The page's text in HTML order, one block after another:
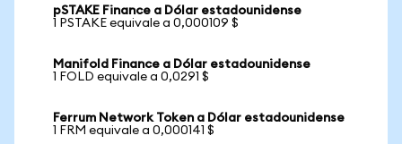
pSTAKE Finance a Dólar estadounidense
1 PSTAKE equivale a 0,000109 $
Manifold Finance a Dólar estadounidense
1 FOLD equivale a 0,0291 $
Ferrum Network Token a Dólar estadounidense
1 FRM equivale a 0,000141 $